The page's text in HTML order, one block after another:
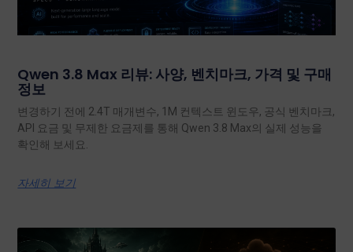
Qwen 3.8 Max 리뷰: 사양, 벤치마크, 가격 및 구매
정보
변경하기 전에 2.4T 매개변수, 1M 컨텍스트 윈도우, 공식 벤치마크,
API 요금 및 무제한 요금제를 통해 Qwen 3.8 Max의 실제 성능을
확인해 보세요.
자세히 보기